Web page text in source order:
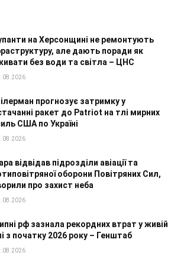
на Херсонщині не ремонтують
але дають поради як
без води та світла – ЦНС
прогнозує затримку у
ракет до Patriot на тлі мирних
США по Україні
відвідав підрозділи авіації та
оборони Повітряних Сил,
про захист неба
рф зазнала рекордних втрат у живій
з початку 2026 року – Генштаб